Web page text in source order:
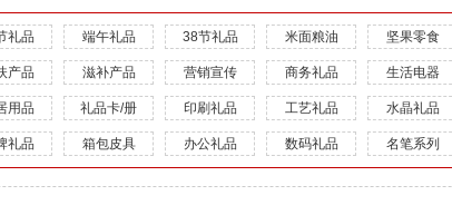
礼品 端午礼品 38节礼品 米面粮油 坚果零食
产品 滋补产品 营销宣传 商务礼品 生活电器
用品 礼品卡/册 印刷礼品 工艺礼品 水晶礼品
礼品 箱包皮具 办公礼品 数码礼品 名笔系列